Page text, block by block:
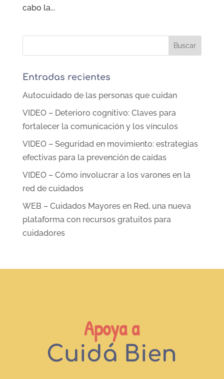
cabo la...
Entradas recientes
Autocuidado de las personas que cuidan
VIDEO – Deterioro cognitivo: Claves para
fortalecer la comunicación y los vínculos
VIDEO – Seguridad en movimiento: estrategias
efectivas para la prevención de caídas
VIDEO – Cómo involucrar a los varones en la
red de cuidados
WEB – Cuidados Mayores en Red, una nueva
plataforma con recursos gratuitos para
cuidadores
Apoya a
Cuidá Bien